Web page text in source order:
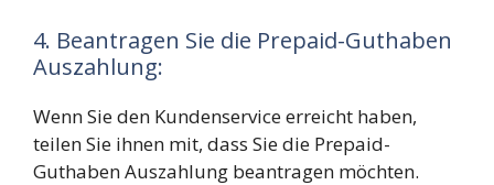
4. Beantragen Sie die Prepaid-Guthaben
Auszahlung:
Wenn Sie den Kundenservice erreicht haben,
teilen Sie ihnen mit, dass Sie die Prepaid-
Guthaben Auszahlung beantragen möchten.